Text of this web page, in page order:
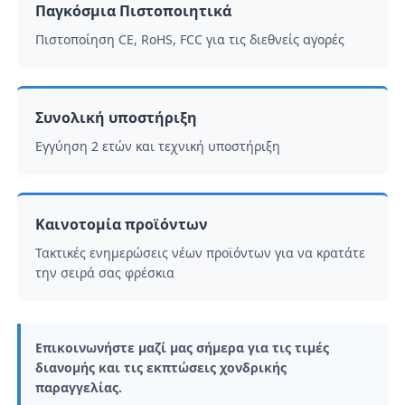
Παγκόσμια Πιστοποιητικά
Πιστοποίηση CE, RoHS, FCC για τις διεθνείς αγορές
Συνολική υποστήριξη
Εγγύηση 2 ετών και τεχνική υποστήριξη
Καινοτομία προϊόντων
Τακτικές ενημερώσεις νέων προϊόντων για να κρατάτε
την σειρά σας φρέσκια
Επικοινωνήστε μαζί μας σήμερα για τις τιμές
διανομής και τις εκπτώσεις χονδρικής
παραγγελίας.